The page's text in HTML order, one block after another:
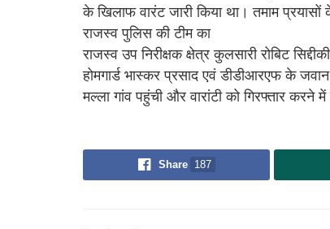
के खिलाफ वारंट जारी किया था। तमाम
राजस्व पुलिस की टीम का
राजस्व उप निरीक्षक क्षेत्र कुलसारी रोबिट
होमगार्ड भास्कर प्रसाद एवं डीडीआरएफ के
मल्ला गांव पहुंची और वारांटी को गिरफ्तार
Share 187